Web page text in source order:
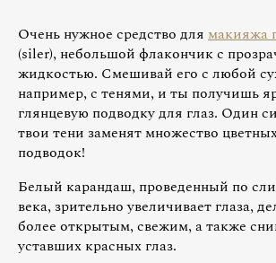
Очень нужное средство для макияжа
(siler), небольшой флакончик с
жидкостью. Смешивай его с любой
например, с тенями, и ты получишь
глянцевую подводку для глаз. Один
твои тени заменят множество
подводок!
Белый карандаш, проведенный по
века, зрительно увеличивает глаза,
более открытым, свежим, а также
уставших красных глаз.